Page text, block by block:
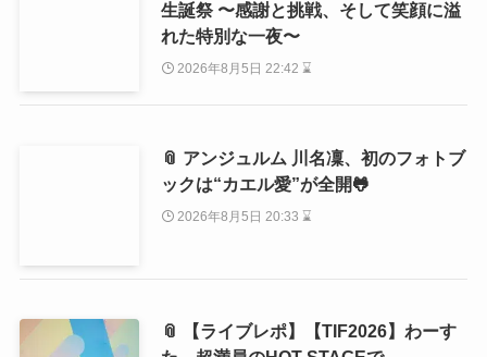
生誕祭 〜感謝と挑戦、そして笑顔に溢
れた特別な一夜〜
2026年8月5日 22:42 ⌛
📎 アンジュルム 川名凜、初のフォトブ
ックは“カエル愛”が全開🐸
2026年8月5日 20:33 ⌛
📎 【ライブレポ】【TIF2026】わーす